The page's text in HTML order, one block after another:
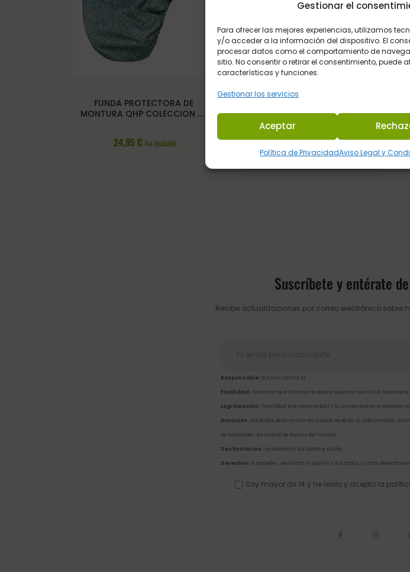
Gestionar el
Para ofrecer las mejores experiencias, utilizamos
y/o acceder a la información del dispositivo. El
procesar datos como el comportamiento de
sitio. No consentir o retirar el consentimiento, puede
características y funciones.
Gestionar los servicios
Aceptar
Política de PrivacidadAviso Legal y
FUNDA PROTECTORA DE
MONTURA QHP COLECCION DE
24,95€ Iva Incluido 20,90€ Iva Incluido
Suscríbete y entérate
Recibe actualizaciones por correo electrónico sobre
Responsable: SULTAN HIPICA SL.
Finalidad: contactarte e informarte sobre nuestros servicios.
Legitimación: finalidad pre-contractual y tu consentimiento expreso
Duración: los datos se eliminan en cuanto se te da la información,
la newsletter, en cuanto te borras del mismo.
Destinatarios: no cedemos tus datos a nadie.
Derechos: A acceder, rectificar, y suprimir tus datos, y otros derechos
Soy mayor de 14 y he leído y acepto la